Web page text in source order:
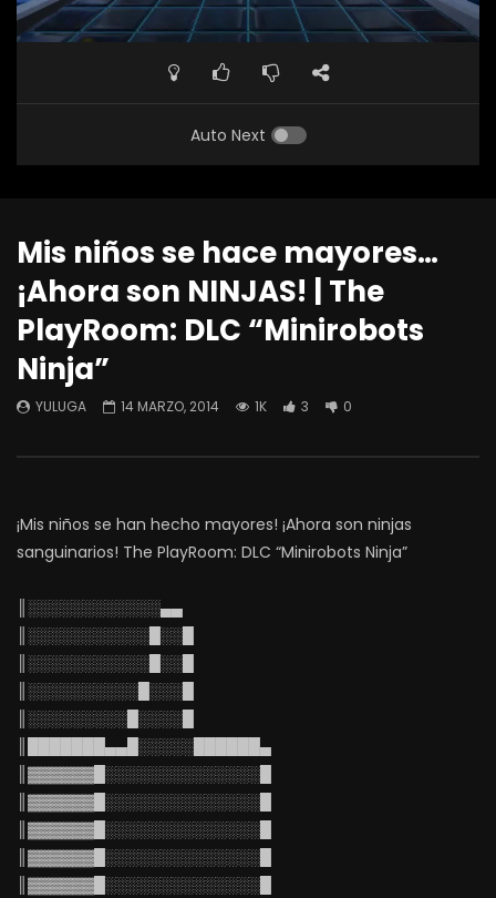
Auto Next
Mis niños se hace mayores…
¡Ahora son NINJAS! | The
PlayRoom: DLC “Minirobots
Ninja”
YULUGA 14 MARZO, 2014 1K 3 0
¡Mis niños se han hecho mayores! ¡Ahora son ninjas
sanguinarios! The PlayRoom: DLC “Minirobots Ninja”
║░░░░░░░░░░░░▄▄
║░░░░░░░░░░░█░░█
║░░░░░░░░░░░█░░█
║░░░░░░░░░░█░░░█
║░░░░░░░░░█░░░░█
║███████▄▄█░░░░░██████▄
║▓▓▓▓▓▓█░░░░░░░░░░░░░░█
║▓▓▓▓▓▓█░░░░░░░░░░░░░░█
║▓▓▓▓▓▓█░░░░░░░░░░░░░░█
║▓▓▓▓▓▓█░░░░░░░░░░░░░░█
║▓▓▓▓▓▓█░░░░░░░░░░░░░░█